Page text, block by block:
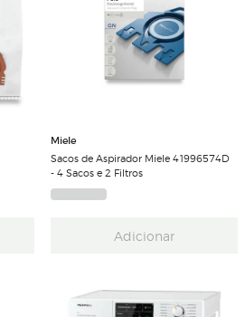
Miele
Sacos de Aspirador Miele 41996574D
- 4 Sacos e 2 Filtros
Adicionar